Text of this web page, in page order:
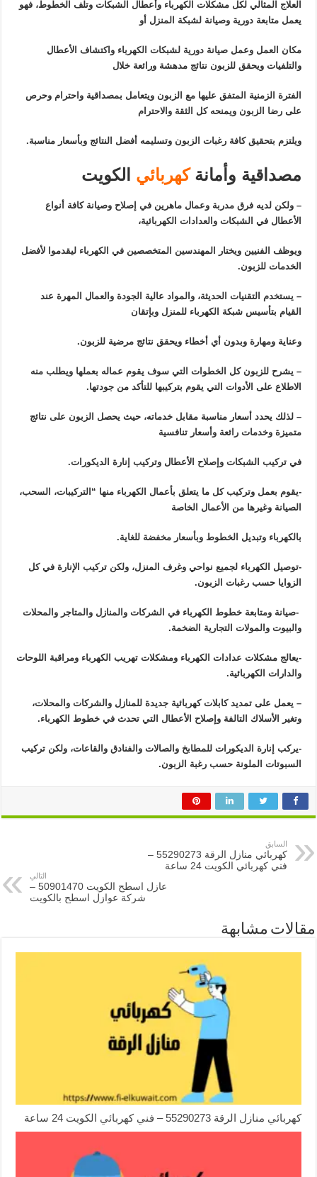
العلاج المثالي لكل مشكلات الكهرباء وأعطال الشبكات وتلف الخطوط، فهو
يعمل متابعة دورية وصيانة لشبكة المنزل أو
مكان العمل وعمل صيانة دورية لشبكات الكهرباء واكتشاف الأعطال
والتلفيات ويحقق للزبون نتائج مدهشة ورائعة خلال
الفترة الزمنية المتفق عليها مع الزبون ويتعامل بمصداقية واحترام وحرص
على رضا الزبون ويمنحه كل الثقة والاحترام
ويلتزم بتحقيق كافة رغبات الزبون وتسليمه أفضل النتائج وبأسعار مناسبة.
مصداقية وأمانةكهربائي الكويت
– ولكن لديه فرق مدربة وعمال ماهرين في إصلاح وصيانة كافة أنواع
الأعطال في الشبكات والعدادات الكهربائية،
ويوظف الفنيين ويختار المهندسين المتخصصين في الكهرباء ليقدموا لأفضل
الخدمات للزبون.
– يستخدم التقنيات الحديثة، والمواد عالية الجودة والعمال المهرة عند
القيام بتأسيس شبكة الكهرباء للمنزل وبإتقان
وعناية ومهارة وبدون أي أخطاء ويحقق نتائج مرضية للزبون.
– يشرح للزبون كل الخطوات التي سوف يقوم عماله بعملها ويطلب منه
الاطلاع على الأدوات التي يقوم بتركيبها للتأكد من جودتها.
– لذلك يحدد أسعار مناسبة مقابل خدماته، حيث يحصل الزبون على نتائج
متميزة وخدمات رائعة وأسعار تنافسية
في تركيب الشبكات وإصلاح الأعطال وتركيب إنارة الديكورات.
-يقوم بعمل وتركيب كل ما يتعلق بأعمال الكهرباء منها “التركيبات، السحب،
الصيانة وغيرها من الأعمال الخاصة
بالكهرباء وتبديل الخطوط وبأسعار مخفضة للغاية.
-توصيل الكهرباء لجميع نواحي وغرف المنزل، ولكن تركيب الإنارة في كل
الزوايا حسب رغبات الزبون.
-صيانة ومتابعة خطوط الكهرباء في الشركات والمنازل والمتاجر والمحلات
والبيوت والمولات التجارية الضخمة.
-يعالج مشكلات عدادات الكهرباء ومشكلات تهريب الكهرباء ومراقبة اللوحات
والدارات الكهربائية.
– يعمل على تمديد كابلات كهربائية جديدة للمنازل والشركات والمحلات،
وتغير الأسلاك التالفة وإصلاح الأعطال التي تحدث في خطوط الكهرباء.
-يركب إنارة الديكورات للمطابخ والصالات والفنادق والقاعات، ولكن تركيب
السبوتات الملونة حسب رغبة الزبون.
السابق
كهربائي منازل الرقة 55290273 –
فني كهربائي الكويت 24 ساعة
التالي
عازل اسطح الكويت 50901470 –
شركة عوازل اسطح بالكويت
مقالات مشابهة
كهربائي منازل الرقة 55290273 – فني كهربائي الكويت 24 ساعة